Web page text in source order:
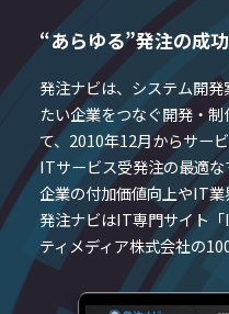
“あらゆる”発注の成
発注ナビは、システム開
たい企業をつなぐ開発・
て、2010年12月からサー
ITサービス受発注の最適
企業の付加価値向上やIT業
発注ナビはIT専門サイト
ティメディア株式会社の